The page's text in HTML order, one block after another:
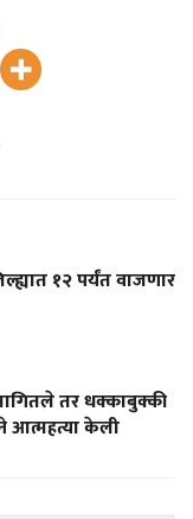
१२ पर्यंत वाजणार
मागितले तर धक्काबुक्की
आत्महत्या केली